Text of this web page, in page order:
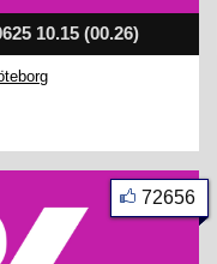
10.15 (00.26)
72656